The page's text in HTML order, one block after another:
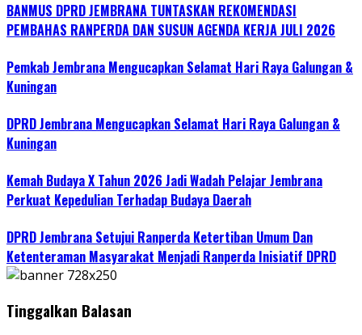
BANMUS DPRD JEMBRANA TUNTASKAN REKOMENDASI
PEMBAHAS RANPERDA DAN SUSUN AGENDA KERJA JULI 2026
Pemkab Jembrana Mengucapkan Selamat Hari Raya Galungan &
Kuningan
DPRD Jembrana Mengucapkan Selamat Hari Raya Galungan &
Kuningan
Kemah Budaya X Tahun 2026 Jadi Wadah Pelajar Jembrana
Perkuat Kepedulian Terhadap Budaya Daerah
DPRD Jembrana Setujui Ranperda Ketertiban Umum Dan
Ketenteraman Masyarakat Menjadi Ranperda Inisiatif DPRD
Tinggalkan Balasan